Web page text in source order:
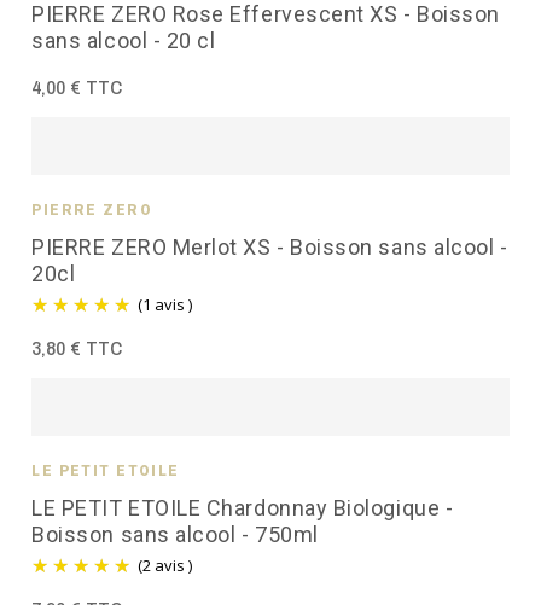
PIERRE ZERO Rose Effervescent XS - Boisson
sans alcool - 20 cl
4,00 € TTC
PIERRE ZERO Merlot XS - Boisson sans alcool -
20cl
(1 avis )
PIERRE ZÉRO
3,80 € TTC
LE PETIT ETOILE Chardonnay Biologique -
Boisson sans alcool - 750ml
(2 avis )
LE PETIT ÉTOILÉ